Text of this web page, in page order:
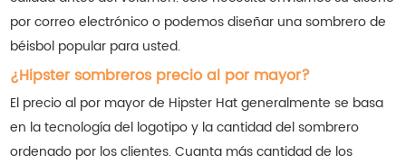
por correo electrónico o podemos diseñar una sombrero de
béisbol popular para usted.
¿Hipster sombreros precio al por mayor?
El precio al por mayor de Hipster Hat generalmente se basa
en la tecnología del logotipo y la cantidad del sombrero
ordenado por los clientes. Cuanta más cantidad de los